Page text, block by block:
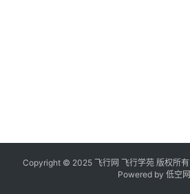
Copyright © 2025 飞行网 飞行学苑 版权所有
Powered by 低空网